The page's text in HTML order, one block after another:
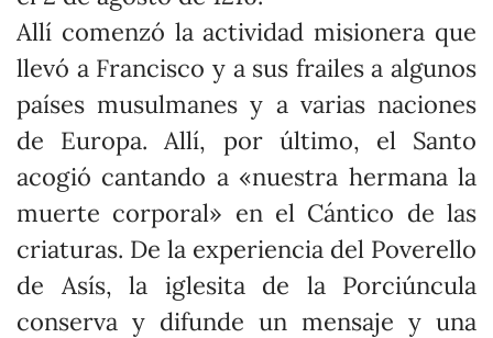
Allí comenzó la actividad misionera que
llevó a Francisco y a sus frailes a algunos
países musulmanes y a varias naciones
de Europa. Allí, por último, el Santo
acogió cantando a «nuestra hermana la
muerte corporal» en el Cántico de las
criaturas. De la experiencia del Poverello
de Asís, la iglesita de la Porciúncula
conserva y difunde un mensaje y una